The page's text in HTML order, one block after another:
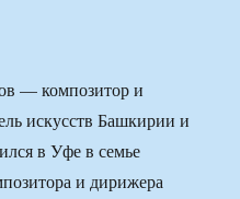
— композитор и
искусств Башкирии и
в Уфе в семье
и дирижера